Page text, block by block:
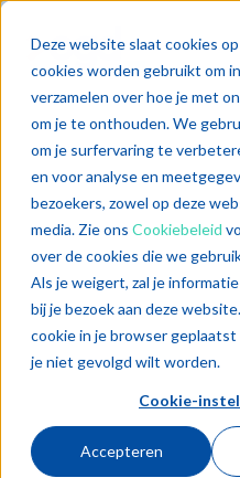
Deze website slaat cookies
cookies worden gebruikt om
verzamelen over hoe je met
om je te onthouden. We
om je surfervaring te
en voor analyse en
bezoekers, zowel op deze
media. Zie ons Cookiebeleid
over de cookies die we
Als je weigert, zal je
bij je bezoek aan deze
cookie in je browser
je niet gevolgd wilt worden.
Cookie-
Accepteren